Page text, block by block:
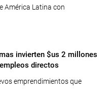
América Latina con
invierten $us 2 millones
directos
emprendimientos que